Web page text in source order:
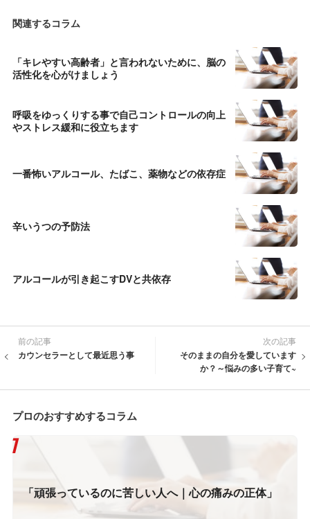
関連するコラム
「キレやすい高齢者」と言われないために、脳の
活性化を心がけましょう
呼吸をゆっくりする事で自己コントロールの向上
やストレス緩和に役立ちます
一番怖いアルコール、たばこ、薬物などの依存症
辛いうつの予防法
アルコールが引き起こすDVと共依存
前の記事
カウンセラーとして最近思う事
次の記事
そのままの自分を愛しています
か？～悩みの多い子育て~
プロのおすすめするコラム
「頑張っているのに苦しい人へ｜心の痛みの正体」